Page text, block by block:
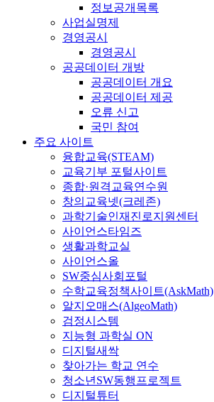
정보공개목록
사업실명제
경영공시
경영공시
공공데이터 개방
공공데이터 개요
공공데이터 제공
오류 신고
국민 참여
주요 사이트
융합교육(STEAM)
교육기부 포털사이트
종합·원격교육연수원
창의교육넷(크레존)
과학기술인재진로지원센터
사이언스타임즈
생활과학교실
사이언스올
SW중심사회포털
수학교육정책사이트(AskMath)
알지오매스(AlgeoMath)
검정시스템
지능형 과학실 ON
디지털새싹
찾아가는 학교 연수
청소년SW동행프로젝트
디지털튜터